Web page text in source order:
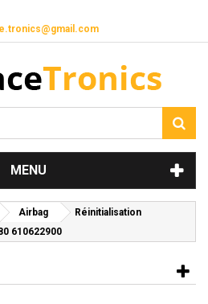
MENU
Airbag
Réinitialisation
610622900